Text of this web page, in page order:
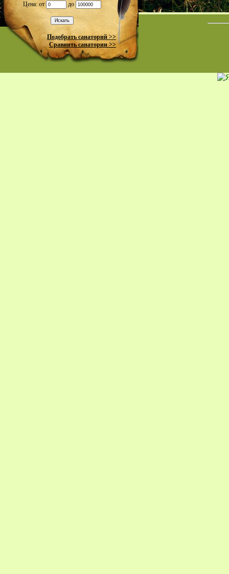
Цена: от до
Подобрать санаторий >>
Сравнить санатории >>